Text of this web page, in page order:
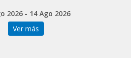
2026 - 14 Ago 2026
Ver más